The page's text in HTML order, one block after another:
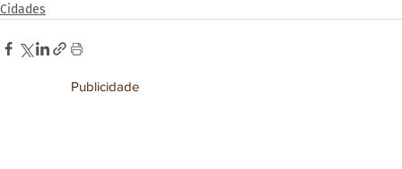
Cidades
Publicidade